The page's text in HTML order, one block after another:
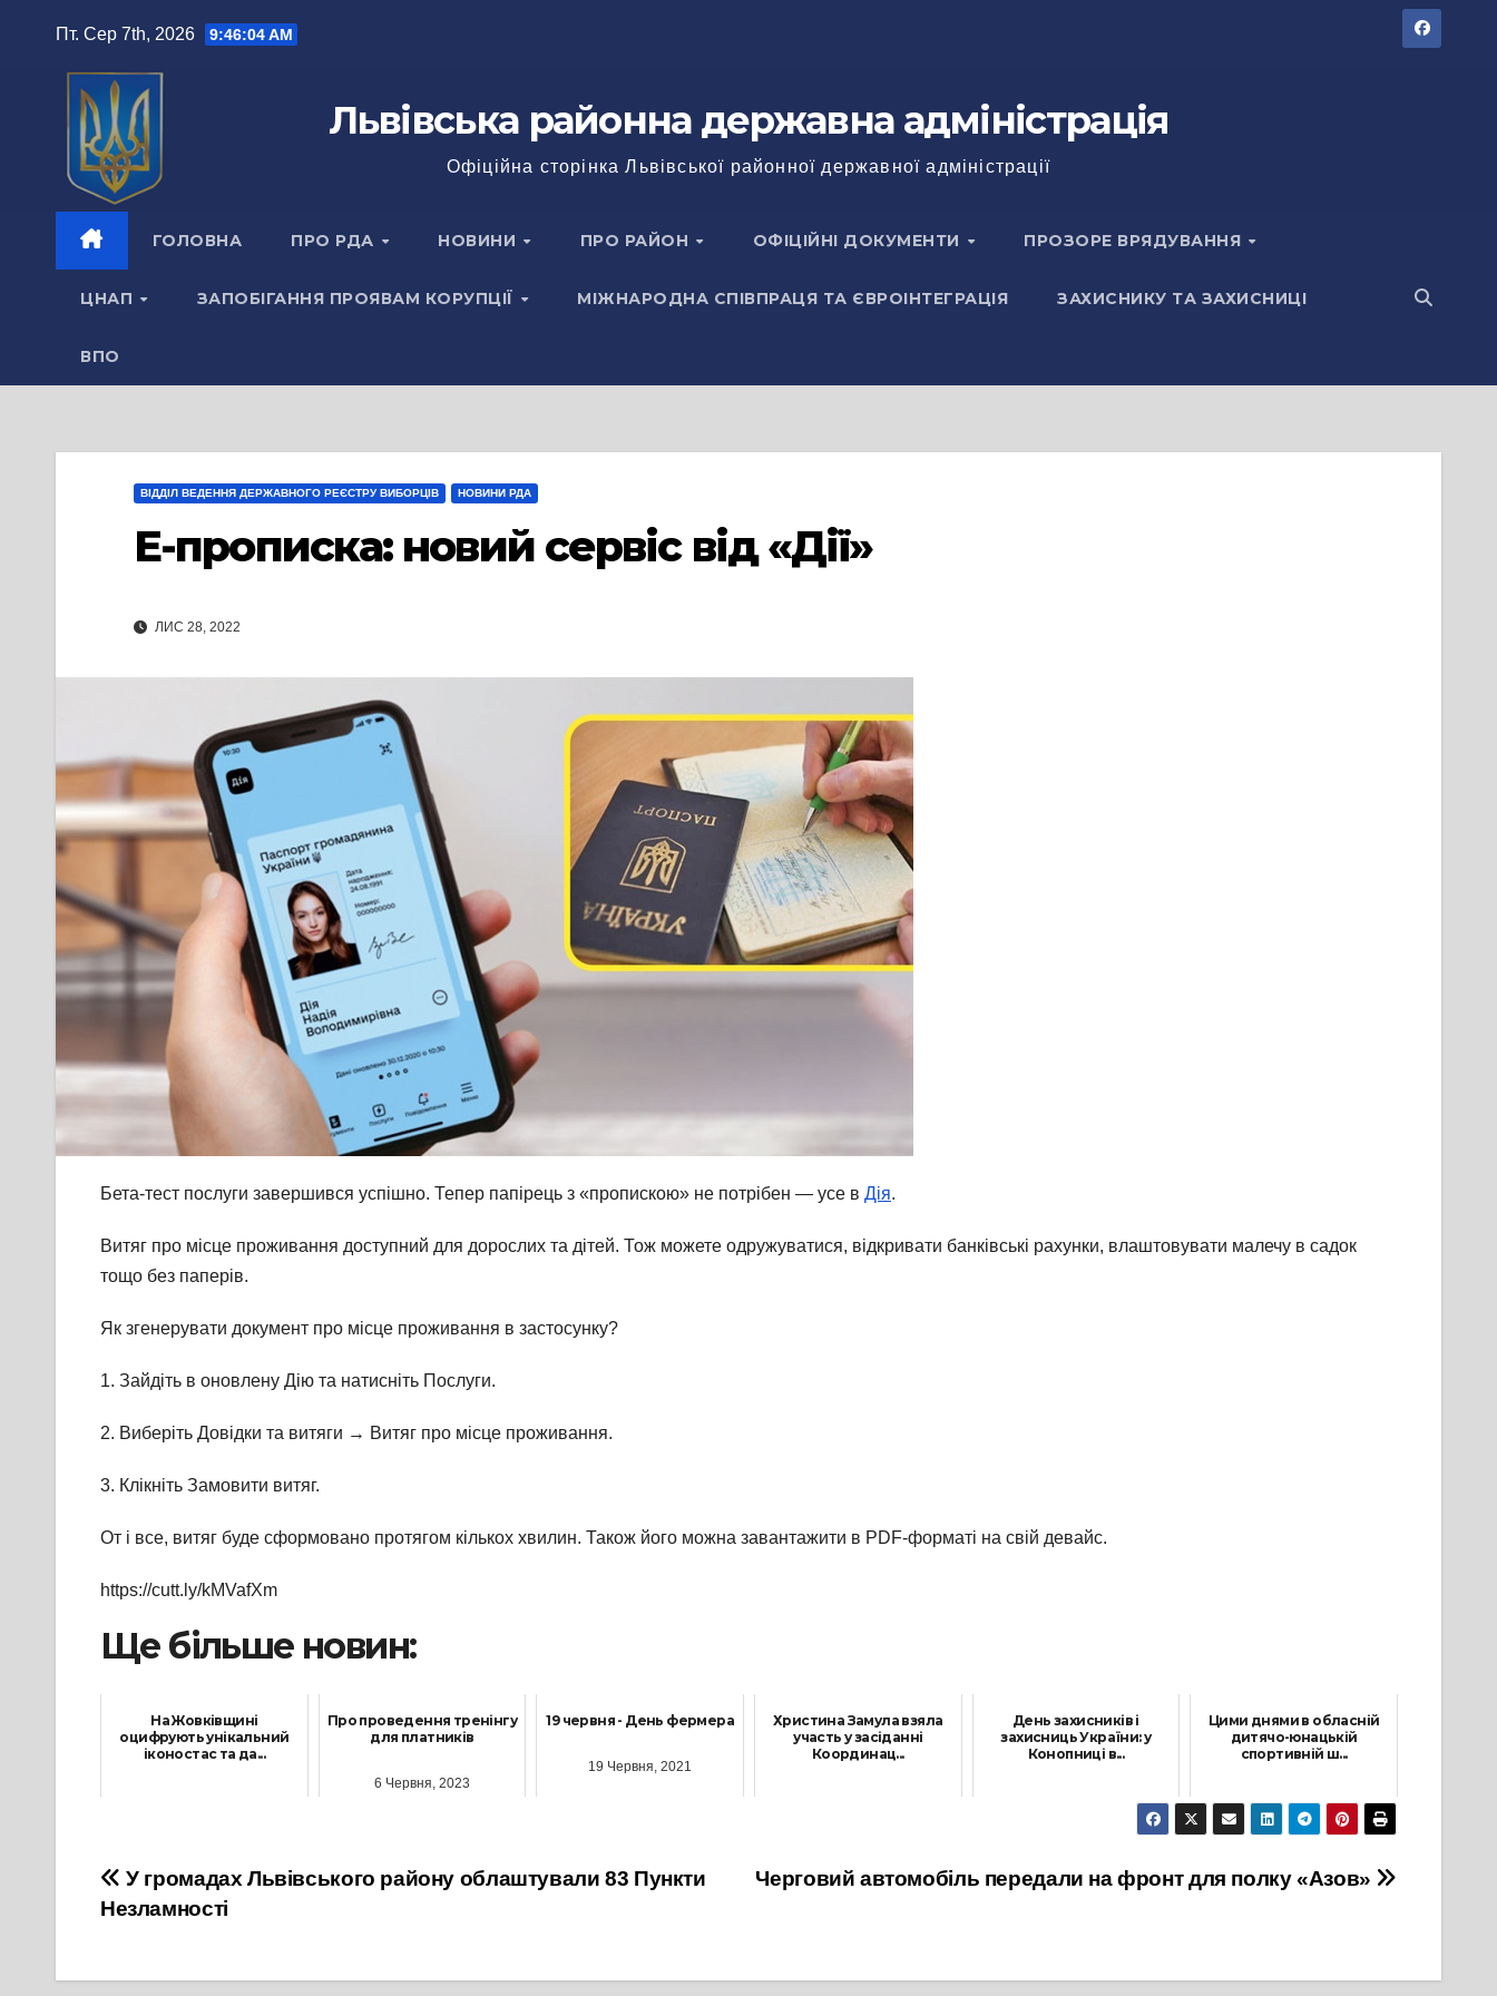
Пт. Сер 7th, 2026 9:46:05 AM
Львівська районна державна адміністрація
Офіційна сторінка Львівської районної державної адміністрації
ГОЛОВНА ПРО РДА НОВИНИ ПРО РАЙОН ОФІЦІЙНІ ДОКУМЕНТИ ПРОЗОРЕ ВРЯДУВАННЯ
ЦНАП ЗАПОБІГАННЯ ПРОЯВАМ КОРУПЦІЇ МІЖНАРОДНА СПІВПРАЦЯ ТА ЄВРОІНТЕГРАЦІЯ ЗАХИСНИКУ ТА ЗАХИСНИЦІ
ВПО
ВІДДІЛ ВЕДЕННЯ ДЕРЖАВНОГО РЕЄСТРУ ВИБОРЦІВ НОВИНИ РДА
Е-прописка: новий сервіс від «Дії»
ЛИС 28, 2022
Бета-тест послуги завершився успішно. Тепер папірець з «пропискою» не потрібен — усе в Дія.
Витяг про місце проживання доступний для дорослих та дітей. Тож можете одружуватися, відкривати банківські рахунки, влаштовувати малечу в садок
тощо без паперів.
Як згенерувати документ про місце проживання в застосунку?
1. Зайдіть в оновлену Дію та натисніть Послуги.
2. Виберіть Довідки та витяги → Витяг про місце проживання.
3. Клікніть Замовити витяг.
От і все, витяг буде сформовано протягом кількох хвилин. Також його можна завантажити в PDF-форматі на свій девайс.
https://cutt.ly/kMVafXm
Ще більше новин:
На Жовківщині
оцифрують унікальний
іконостас та да...
Про проведення тренінгу
для платників
6 Червня, 2023
19 червня - День фермера
19 Червня, 2021
Христина Замула взяла
участь у засіданні
Координац...
День захисників і
захисниць України: у
Конопниці в...
Цими днями в обласній
дитячо-юнацькій
спортивній ш...
25 Квітня, 2026
Навігація
Черговий автомобіль передали на фронт для полку «Азов»
У громадах Львівського району облаштували 83 Пункти
Незламності